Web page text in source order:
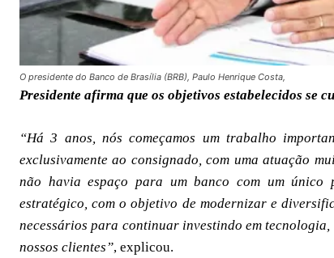
O presidente do Banco de Brasília (BRB), Paulo Henrique Costa,
Presidente afirma que os objetivos estabelecidos se
“Há 3 anos, nós começamos um trabalho
exclusivamente ao consignado, com uma atuação
não havia espaço para um banco com um único
estratégico, com o objetivo de modernizar e
necessários para continuar investindo em
nossos clientes”, explicou.